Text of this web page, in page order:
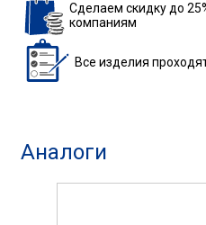
Сделаем скидку до
компаниям
Все изделия
Аналоги